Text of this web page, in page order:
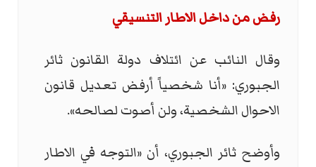
رفض من داخل الاطار التنسيقي
وقال النائب عن ائتلاف دولة القانون ثائر
الجبوري: «أنا شخصياً أرفض تعديل قانون
الاحوال الشخصية، ولن أصوت لصالحه».
وأوضح ثائر الجبوري، أن «التوجه في الاطار